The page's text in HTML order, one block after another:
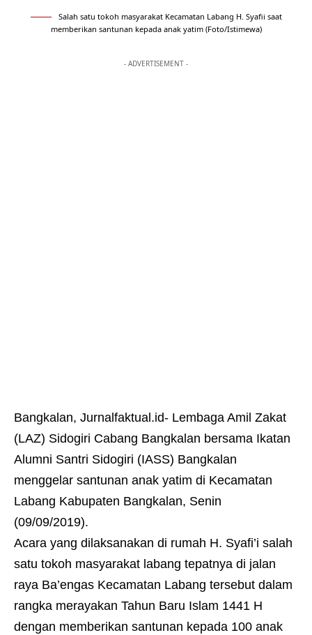
Salah satu tokoh masyarakat Kecamatan Labang H. Syafii saat
memberikan santunan kepada anak yatim (Foto/Istimewa)
- ADVERTISEMENT -
Bangkalan, Jurnalfaktual.id- Lembaga Amil Zakat
(LAZ) Sidogiri Cabang Bangkalan bersama Ikatan
Alumni Santri Sidogiri (IASS) Bangkalan
menggelar santunan anak yatim di Kecamatan
Labang Kabupaten Bangkalan, Senin
(09/09/2019).
Acara yang dilaksanakan di rumah H. Syafi’i salah
satu tokoh masyarakat labang tepatnya di jalan
raya Ba’engas Kecamatan Labang tersebut dalam
rangka merayakan Tahun Baru Islam 1441 H
dengan memberikan santunan kepada 100 anak